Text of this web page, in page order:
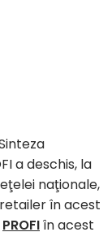
a deschis, la
naţionale,
în acest
PROFIîn acest